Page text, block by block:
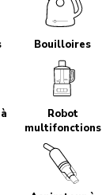
Bouilloires
Robot
multifonctions